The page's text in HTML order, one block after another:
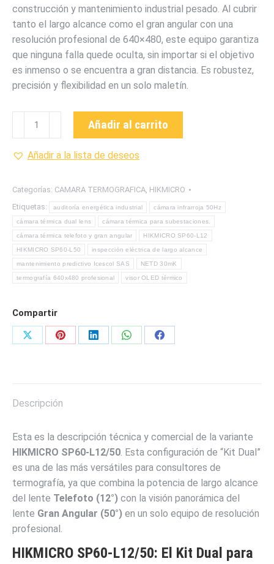
construcción y mantenimiento industrial pesado. Al cubrir
tanto el largo alcance como el gran angular con una
resolución profesional de 640×480, este equipo garantiza
que ninguna falla quede oculta, sin importar si el objetivo
es inmenso o se encuentra a gran distancia. Es robustez,
precisión y flexibilidad en un solo maletín.
SP60-
CAMARA
HIKMICRO
cantidad
Añadir al carrito
Añadir a la lista de deseos
Categorías: CAMARA TERMOGRAFICA HIKMICRO
Etiquetas:
auditoría energética industrial cámara infrarroja 50Hz
cámara térmica dual lens cámara térmica para subestaciones.
cámara térmica telefoto y gran angular HIKMICRO SP60-L12
HIKMICRO SP60-L50 inspección eléctrica de largo alcance
mantenimiento predictivo Icescol SAS NETD 30mK
termografía 640x480 profesional visor OLED térmico
Compartir
Share
Share
Share
Share
Share
Descripción
Esta es la descripción técnica y comercial de la variante
HIKMICRO SP60-L12/50. Esta configuración de “Kit Dual”
es una de las más versátiles para consultores de
termografía, ya que combina la potencia de largo alcance
del lente Telefoto (12°) con la visión panorámica del
lente Gran Angular (50°) en un solo equipo de resolución
profesional.
HIKMICRO SP60-L12/50: El Kit Dual para